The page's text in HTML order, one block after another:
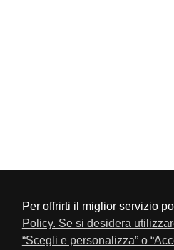
Per offrirti il miglior servizio
Policy. Se si desidera
“Scegli e personalizza” o
Via F.Lippi, 30 25134 Brescia P.Iva